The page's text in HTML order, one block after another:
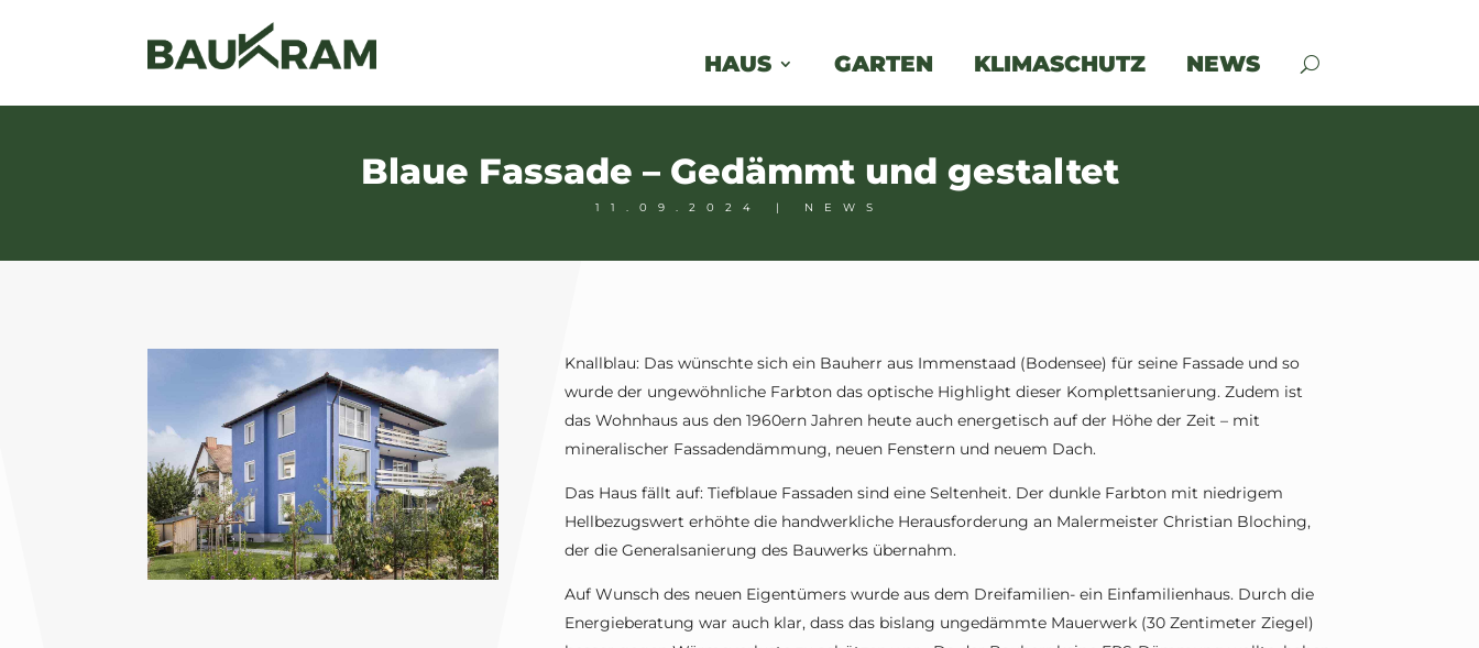
HAUS GARTEN KLIMASCHUTZ NEWS
Blaue Fassade – Gedämmt und gestaltet
11.09.2024 | NEWS
Knallblau: Das wünschte sich ein Bauherr aus Immenstaad (Bodensee) für seine Fassade und so
wurde der ungewöhnliche Farbton das optische Highlight dieser Komplettsanierung. Zudem ist
das Wohnhaus aus den 1960ern Jahren heute auch energetisch auf der Höhe der Zeit – mit
mineralischer Fassadendämmung, neuen Fenstern und neuem Dach.
Das Haus fällt auf: Tiefblaue Fassaden sind eine Seltenheit. Der dunkle Farbton mit niedrigem
Hellbezugswert erhöhte die handwerkliche Herausforderung an Malermeister Christian Bloching,
der die Generalsanierung des Bauwerks übernahm.
Auf Wunsch des neuen Eigentümers wurde aus dem Dreifamilien- ein Einfamilienhaus. Durch die
Energieberatung war auch klar, dass das bislang ungedämmte Mauerwerk (30 Zentimeter Ziegel)